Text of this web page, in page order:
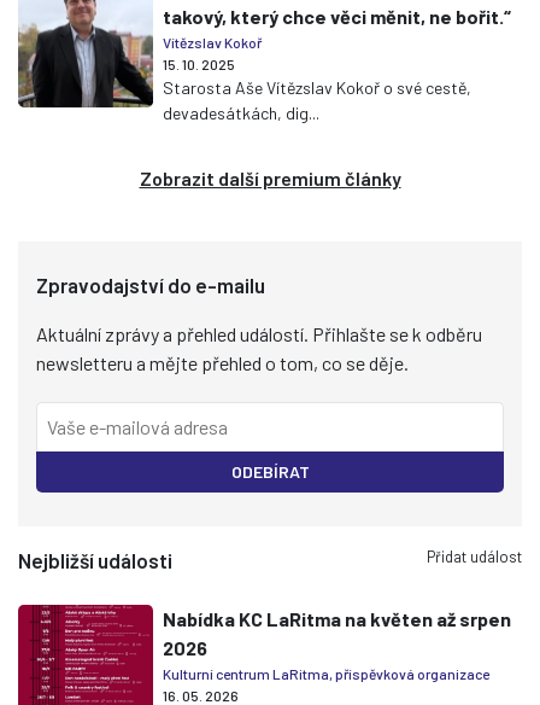
takový, který chce věci měnit, ne bořit.“
Vítězslav Kokoř
15. 10. 2025
Starosta Aše Vítězslav Kokoř o své cestě,
devadesátkách, dig...
Zobrazit další premium články
Zpravodajství do e-mailu
Aktuální zprávy a přehled událostí. Přihlašte se k odběru
newsletteru a mějte přehled o tom, co se děje.
ODEBÍRAT
Nejbližší události Přidat událost
Nabídka KC LaRitma na květen až srpen
2026
Kulturní centrum LaRitma, příspěvková organizace
16. 05. 2026